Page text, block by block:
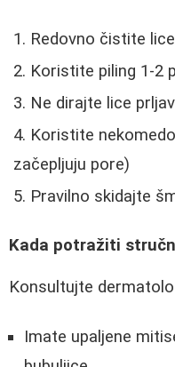
Redovno čistite
Koristite piling 1-2
Ne dirajte lice
Koristite
začepljuju pore)
Pravilno skidajte
Kada potražiti
Konsultujte
Imate upaljene